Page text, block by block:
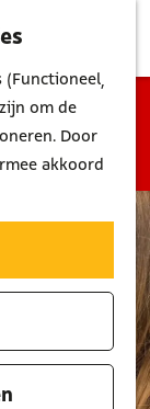
om de
Door
akkoord